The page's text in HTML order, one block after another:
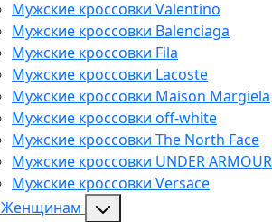
Мужские кроссовки Valentino
Мужские кроссовки Balenciaga
Мужские кроссовки Fila
Мужские кроссовки Lacoste
Мужские кроссовки Maison Margiela
Мужские кроссовки off-white
Мужские кроссовки The North Face
Мужские кроссовки UNDER ARMOUR
Мужские кроссовки Versace
Женщинам